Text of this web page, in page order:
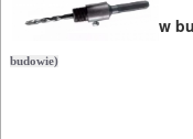
Do
w
budowie)